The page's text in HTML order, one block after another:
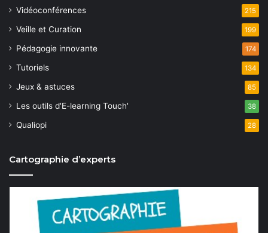
Vidéoconférences 215
Veille et Curation 199
Pédagogie innovante 174
Tutoriels 134
Jeux & astuces 85
Les outils d'E-learning Touch' 38
Qualiopi 28
Cartographie d’experts